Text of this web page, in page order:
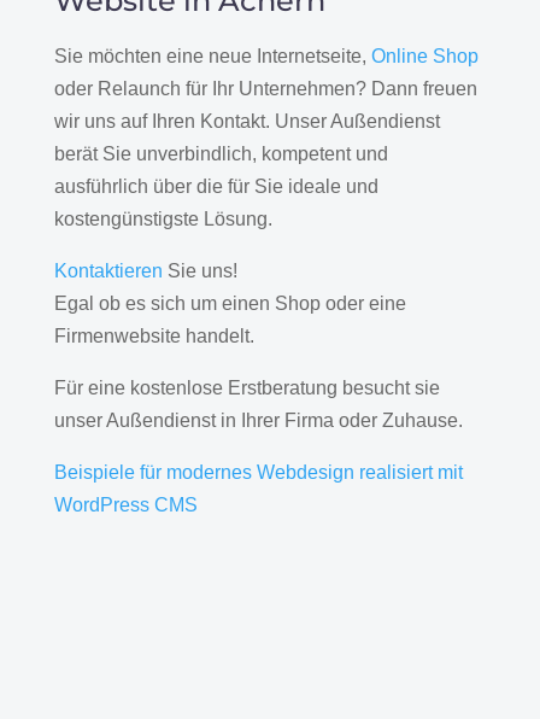
Sie möchten eine neue Internetseite, Online Shop
oder Relaunch für Ihr Unternehmen? Dann freuen
wir uns auf Ihren Kontakt. Unser Außendienst
berät Sie unverbindlich, kompetent und
ausführlich über die für Sie ideale und
kostengünstigste Lösung.
Kontaktieren Sie uns!
Egal ob es sich um einen Shop oder eine
Firmenwebsite handelt.
Für eine kostenlose Erstberatung besucht sie
unser Außendienst in Ihrer Firma oder Zuhause.
Beispiele für modernes Webdesign realisiert mit
WordPress CMS